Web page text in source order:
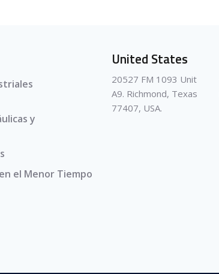
y
el Menor Tiempo
United States
20527 FM 1093 Unit
A9. Richmond, Texas
77407, USA.